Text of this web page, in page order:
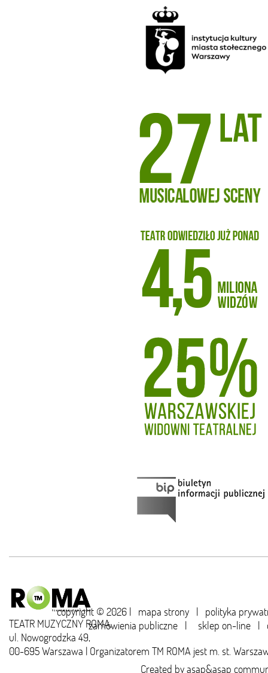
copyright © 2026 | mapa strony | polityka
zamówienia publiczne | sklep on-line |
TEATR MUZYCZNY ROMA,
ul. Nowogrodzka 49,
00-695 Warszawa | Organizatorem TM ROMA jest m. st.
Created byasap&asap